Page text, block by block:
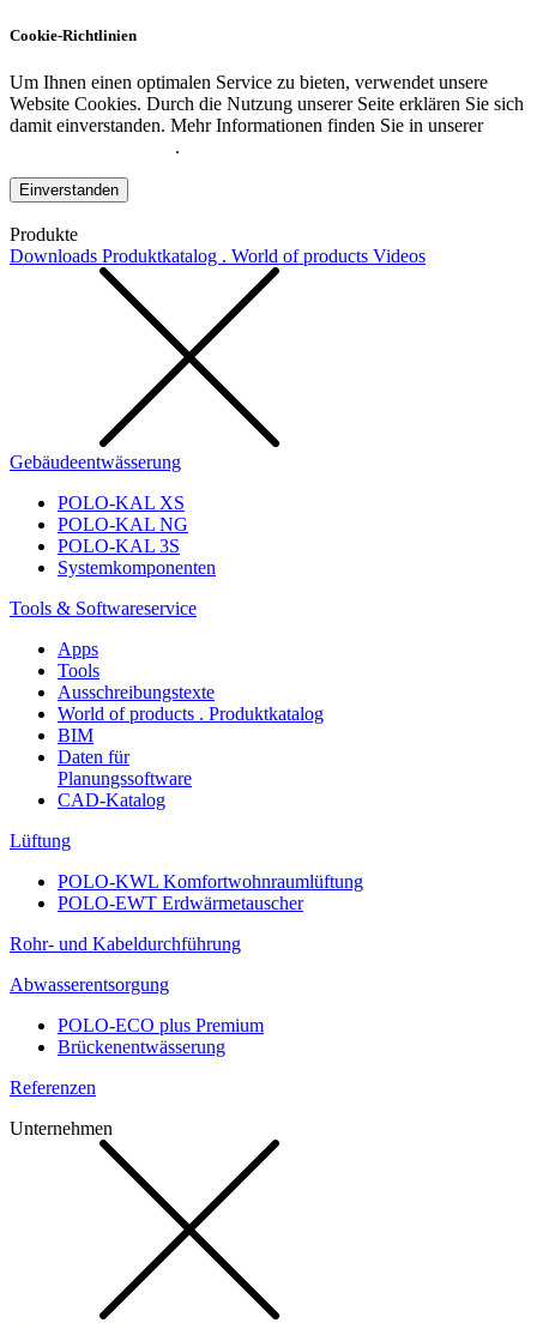
Cookie-Richtlinien
Um Ihnen einen optimalen Service zu bieten, verwendet unsere
Website Cookies. Durch die Nutzung unserer Seite erklären Sie sich
damit einverstanden. Mehr Informationen finden Sie in unserer
.
Einverstanden
Produkte
Downloads Produktkatalog . World of products Videos
Gebäudeentwässerung
POLO-KAL XS
POLO-KAL NG
POLO-KAL 3S
Systemkomponenten
Tools & Softwareservice
Apps
Tools
Ausschreibungstexte
World of products . Produktkatalog
BIM
Daten für
Planungssoftware
CAD-Katalog
Lüftung
POLO-KWL Komfortwohnraumlüftung
POLO-EWT Erdwärmetauscher
Rohr- und Kabeldurchführung
Abwasserentsorgung
POLO-ECO plus Premium
Brückenentwässerung
Referenzen
Unternehmen